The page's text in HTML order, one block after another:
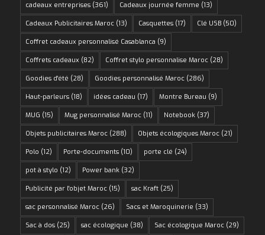
cadeaux entreprises(361) Cadeaux journée femme (13)
Cadeaux Publicitaires Maroc(13) Casquettes(17) Clé USB(50)
Coffret cadeaux personnalisé Casablanca (9)
Coffrets cadeaux (82) Coffret stylo personnalise Maroc(28)
Goodies d'été (28) Goodies personnalisé Maroc(286)
Haut-parleurs(18) idées cadeau (17) Montre Bureau (9)
MUG (15) Mug personnalisé Maroc(11) Notebook(37)
Objets publicitaires Maroc(288) Objets écologiques Maroc(21)
Polo (12) Porte-documents(10) porte clé (24)
pot à stylo (12) Power bank(32)
Publicité par l'objet Maroc(15) sac Kraft(25)
sac personnalisé Maroc(26) Sacs et Maroquinerie (33)
Sac à dos(25) sac écologique (38) Sac écologique Maroc(29)